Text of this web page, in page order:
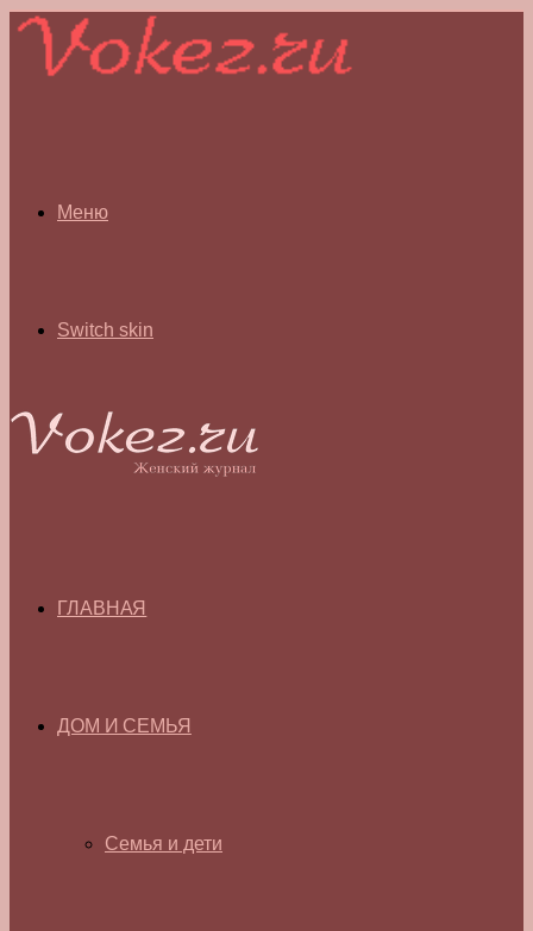
Меню
Switch skin
ГЛАВНАЯ
ДОМ И СЕМЬЯ
Семья и дети